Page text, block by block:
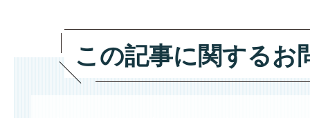
この記事に関するお